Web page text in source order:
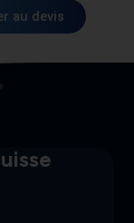
au devis